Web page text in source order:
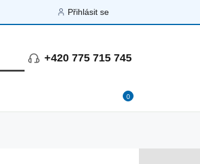
Přihlásit se
+420 775 715 745
0